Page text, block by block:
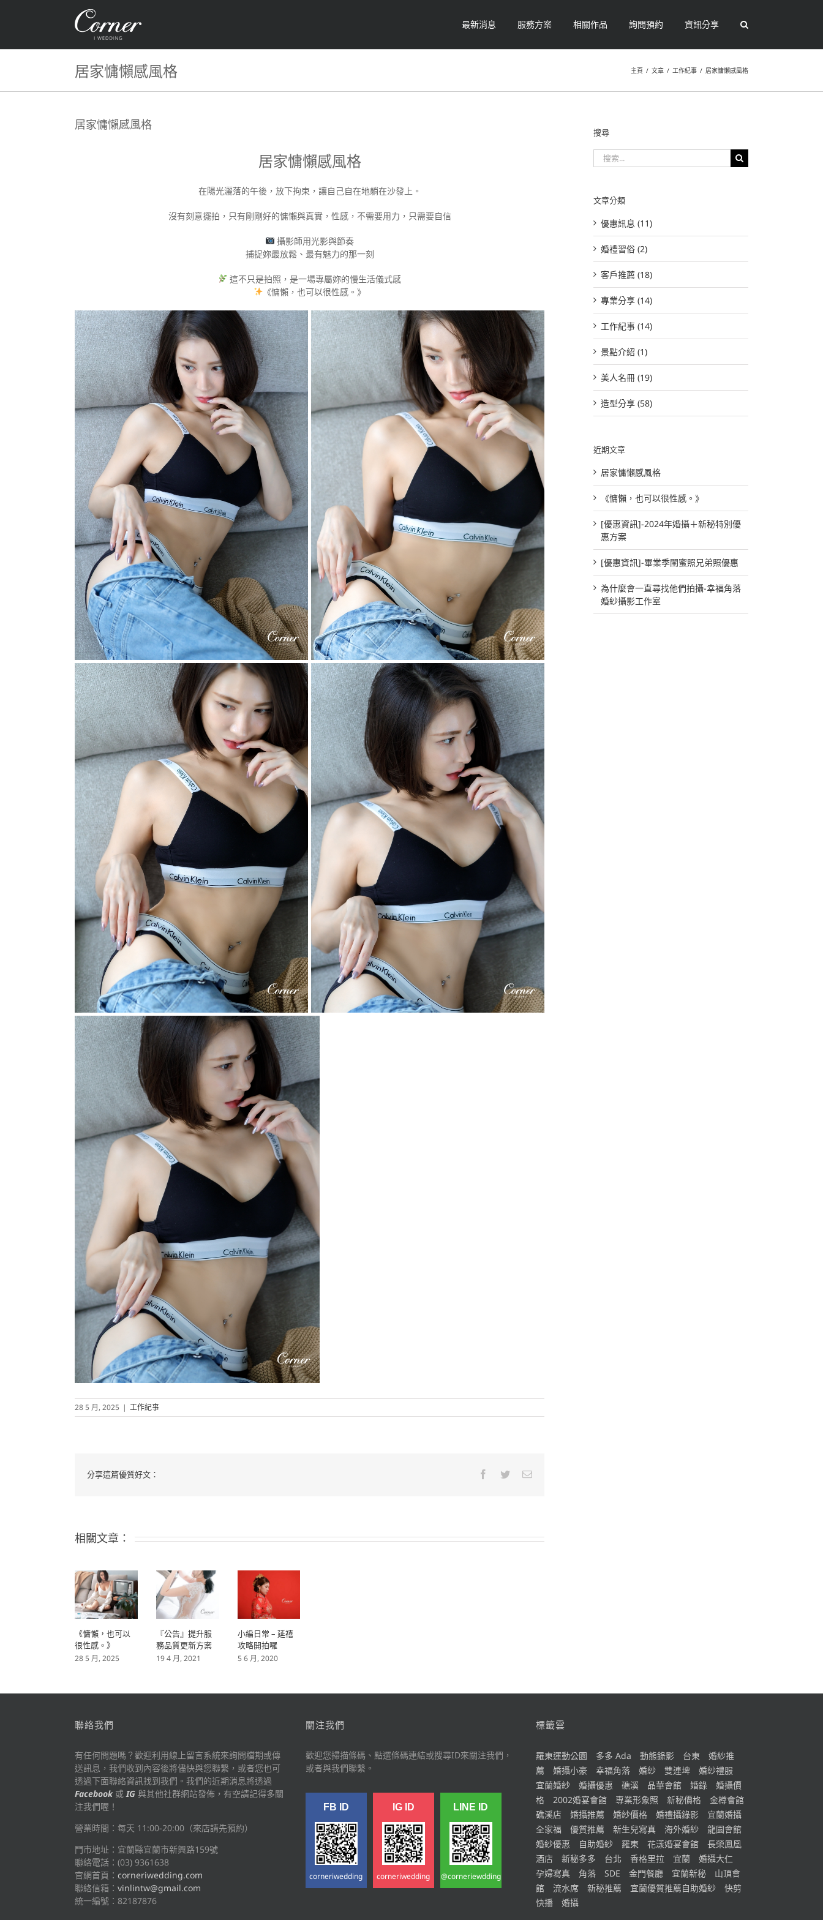
最新消息 服務方案 相關作品 詢問預約 資訊分享
居家慵懶感風格 主頁 / 文章 / 工作紀事 / 居家慵懶感風格
居家慵懶感風格
居家慵懶感風格
在陽光灑落的午後，放下拘束，讓自己自在地躺在沙發上。
沒有刻意擺拍，只有剛剛好的慵懶與真實，性感，不需要用力，只需要自信
攝影師用光影與節奏
捕捉妳最放鬆、最有魅力的那一刻
這不只是拍照，是一場專屬妳的慢生活儀式感
《慵懶，也可以很性感。》
28 5 月, 2025 | 工作紀事
分享這篇優質好文： Facebook
TwitterEmail:
相關文章：
《慵懶，也可以
很性感。》
28 5 月, 2025
『公告』提升服
務品質更新方案
19 4 月, 2021
小編日常 – 延禧
攻略開拍囉
5 6 月, 2020
搜尋
索
文章分類
優惠訊息 (11)
婚禮習俗 (2)
客戶推薦 (18)
專業分享 (14)
工作紀事 (14)
景點介紹 (1)
美人名冊 (19)
造型分享 (58)
近期文章
居家慵懶感風格
《慵懶，也可以很性感。》
[優惠資訊]-2024年婚攝＋新秘特別優
惠方案
[優惠資訊]-畢業季閨蜜照兄弟照優惠
為什麼會一直尋找他們拍攝-幸福角落
婚紗攝影工作室
聯絡我們
有任何問題嗎？歡迎利用線上留言系統來詢問檔期或傳
送訊息，我們收到內容後將儘快與您聯繫，或者您也可
透過下面聯絡資訊找到我們。我們的近期消息將透過
Facebook或 IG 與其他社群網站發佈，有空請記得多關
注我們喔！
營業時間：每天 11:00-20:00（來店請先預約）
門市地址：宜蘭縣宜蘭市新興路159號
聯絡電話：(03) 9361638
官網首頁： corneriwedding.com
聯絡信箱： vinlintw@gmail.com
統一編號：82187876
關注我們
歡迎您掃描條碼、點選條碼連結或搜尋ID來關注我們，
或者與我們聯繫。
FB ID
corneriwedding
IG ID
corneriwedding
LINE ID
@corneriewdding
標籤雲
羅東運動公園 多多 Ada 動態錄影 台東
婚紗推
薦
婚攝小豪 幸福角落 婚紗 雙連埤
婚紗禮服
宜蘭婚紗
婚攝優惠 礁溪 品華會館 婚錄
婚攝價
格
2002婚宴會館 專業形象照 新秘價格
金樽會館
礁溪店
婚攝推薦 婚紗價格 婚禮攝錄影
宜蘭婚攝
全家福
優質推薦 新生兒寫真 海外婚紗
龍園會館
婚紗優惠
自助婚紗 羅東 花漾婚宴會館
長榮鳳凰
酒店
新秘多多 台北 香格里拉 宜蘭
婚攝大仁
孕婦寫真
角落 SDE 金門餐廳 宜蘭新秘
山頂會
館
流水席 新秘推薦 宜蘭優質推薦自助婚紗
快剪
快播
婚攝